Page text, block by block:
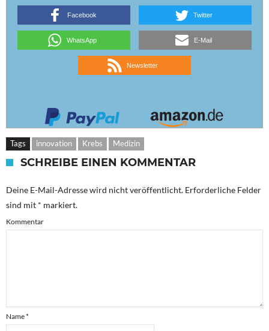
Facebook Twitter
WhatsApp E-Mail
Newsletter
Tags innovation Krebs Medizin
SCHREIBE EINEN KOMMENTAR
Deine E-Mail-Adresse wird nicht veröffentlicht. Erforderliche Felder
sind mit * markiert.
Kommentar
Name*